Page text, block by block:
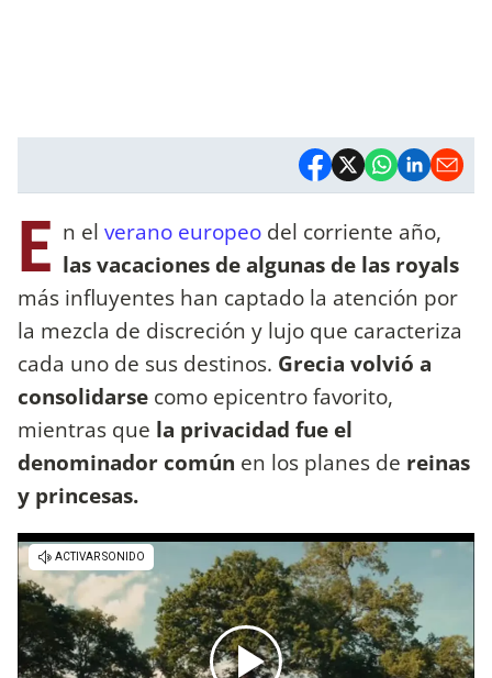
E n el verano europeo del corriente año,
las vacaciones de algunas de las royals
más influyentes han captado la atención por
la mezcla de discreción y lujo que caracteriza
cada uno de sus destinos. Grecia volvió a
consolidarse como epicentro favorito,
mientras que la privacidad fue el
denominador común en los planes de reinas
y princesas.